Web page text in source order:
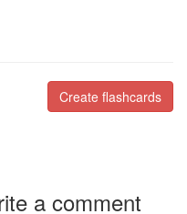
Create flashcards
a comment